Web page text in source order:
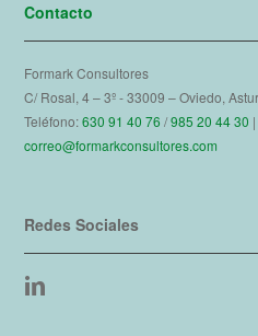
Contacto
Formark Consultores
C/ Rosal, 4 – 3º - 33009 – Oviedo,
Teléfono:630 91 40 76/985 20 44 30
correo@formarkconsultores.com
Redes Sociales